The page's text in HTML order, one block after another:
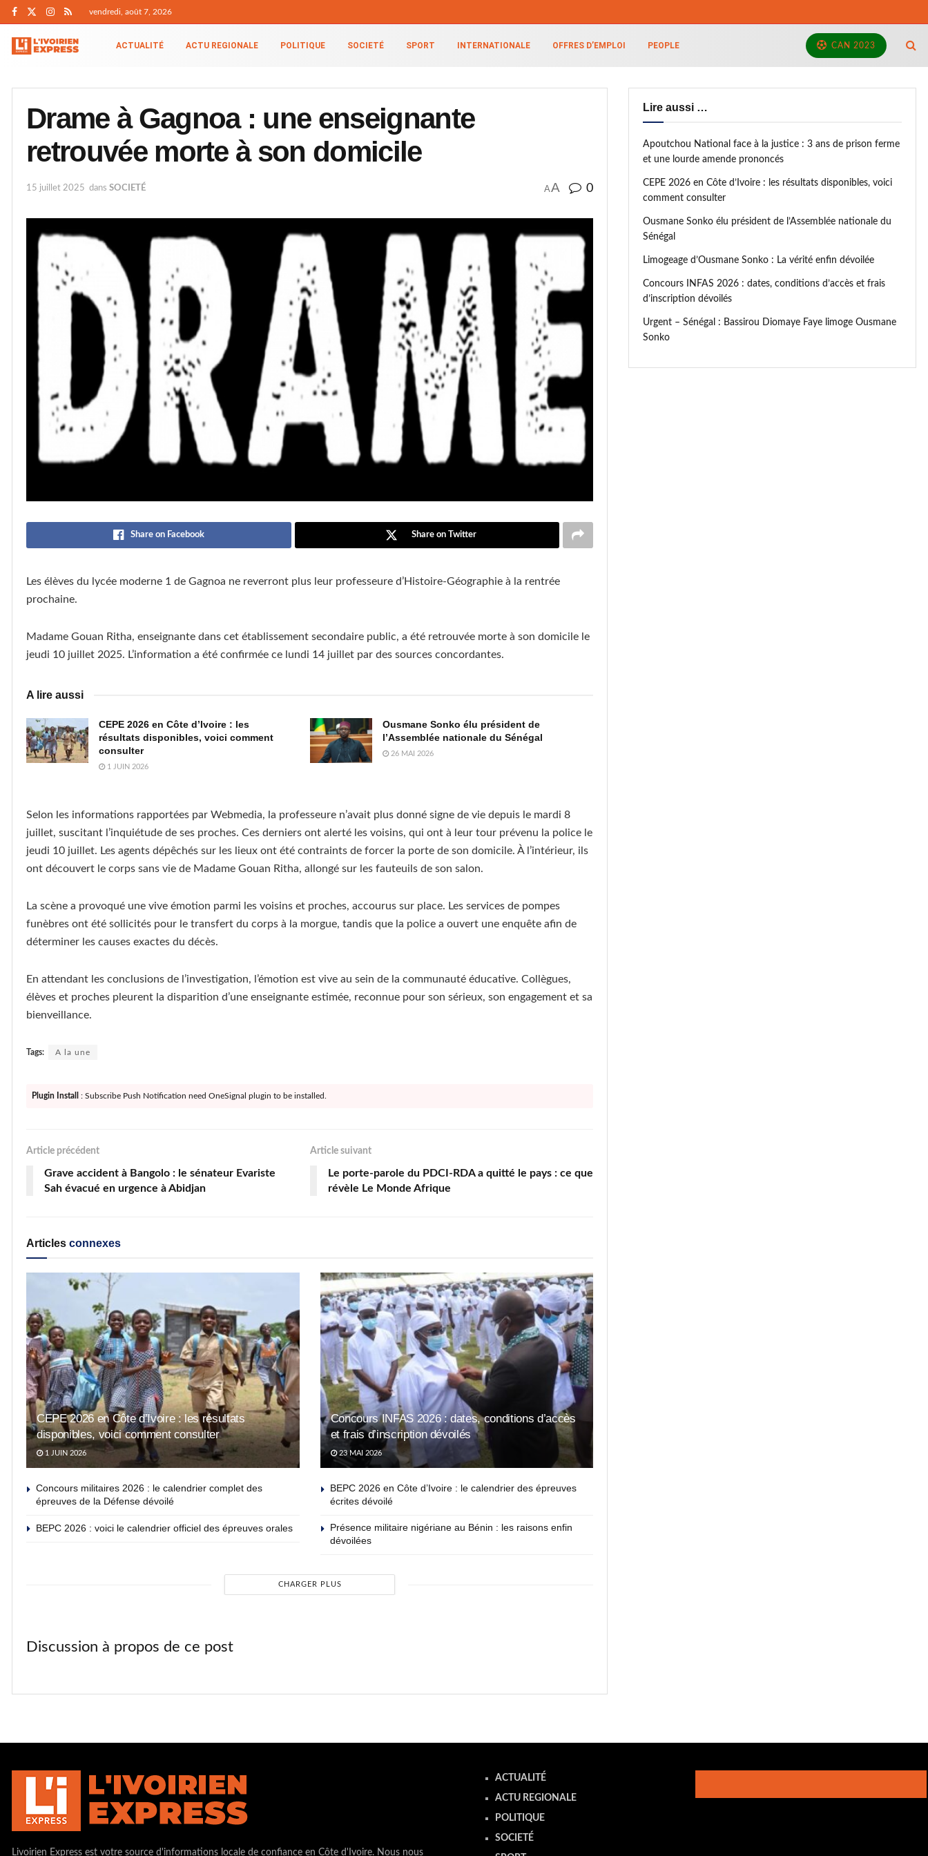
vendredi, août 7, 2026
ACTUALITÉ ACTU REGIONALE POLITIQUE SOCIETÉ SPORT INTERNATIONALE OFFRES D’EMPLOI PEOPLE CAN 2023
Drame à Gagnoa : une enseignante
retrouvée morte à son domicile
15 juillet 2025 dans SOCIETÉ AA 0
Share on Facebook Share on Twitter
Les élèves du lycée moderne 1 de Gagnoa ne reverront plus leur professeure d’Histoire-Géographie à la rentrée
prochaine.
Madame Gouan Ritha, enseignante dans cet établissement secondaire public, a été retrouvée morte à son domicile le
jeudi 10 juillet 2025. L’information a été confirmée ce lundi 14 juillet par des sources concordantes.
A lire aussi
CEPE 2026 en Côte d’Ivoire : les
résultats disponibles, voici comment
consulter
1 JUIN 2026
Ousmane Sonko élu président de
l’Assemblée nationale du Sénégal
26 MAI 2026
Selon les informations rapportées par Webmedia, la professeure n’avait plus donné signe de vie depuis le mardi 8
juillet, suscitant l’inquiétude de ses proches. Ces derniers ont alerté les voisins, qui ont à leur tour prévenu la police le
jeudi 10 juillet. Les agents dépêchés sur les lieux ont été contraints de forcer la porte de son domicile. À l’intérieur, ils
ont découvert le corps sans vie de Madame Gouan Ritha, allongé sur les fauteuils de son salon.
La scène a provoqué une vive émotion parmi les voisins et proches, accourus sur place. Les services de pompes
funèbres ont été sollicités pour le transfert du corps à la morgue, tandis que la police a ouvert une enquête afin de
déterminer les causes exactes du décès.
En attendant les conclusions de l’investigation, l’émotion est vive au sein de la communauté éducative. Collègues,
élèves et proches pleurent la disparition d’une enseignante estimée, reconnue pour son sérieux, son engagement et sa
bienveillance.
Tags: A la une
Plugin Install : Subscribe Push Notification need OneSignal plugin to be installed.
Article précédent
Grave accident à Bangolo : le sénateur Evariste
Sah évacué en urgence à Abidjan
Article suivant
Le porte-parole du PDCI-RDA a quitté le pays : ce que
révèle Le Monde Afrique
Articles connexes
CEPE 2026 en Côte d’Ivoire : les résultats
disponibles, voici comment consulter
1 JUIN 2026
Concours INFAS 2026 : dates, conditions d’accès
et frais d’inscription dévoilés
23 MAI 2026
Concours militaires 2026 : le calendrier complet des
épreuves de la Défense dévoilé
BEPC 2026 en Côte d’Ivoire : le calendrier des épreuves
écrites dévoilé
BEPC 2026 : voici le calendrier officiel des épreuves orales
Présence militaire nigériane au Bénin : les raisons enfin
dévoilées
CHARGER PLUS
Discussion à propos de ce post
Lire aussi …
Apoutchou National face à la justice : 3 ans de prison ferme
et une lourde amende prononcés
CEPE 2026 en Côte d’Ivoire : les résultats disponibles, voici
comment consulter
Ousmane Sonko élu président de l’Assemblée nationale du
Sénégal
Limogeage d’Ousmane Sonko : La vérité enfin dévoilée
Concours INFAS 2026 : dates, conditions d’accès et frais
d’inscription dévoilés
Urgent – Sénégal : Bassirou Diomaye Faye limoge Ousmane
Sonko
Livoirien Express est votre source d'informations locale de confiance en Côte d'Ivoire. Nous nous
ACTUALITÉ
ACTU REGIONALE
POLITIQUE
SOCIETÉ